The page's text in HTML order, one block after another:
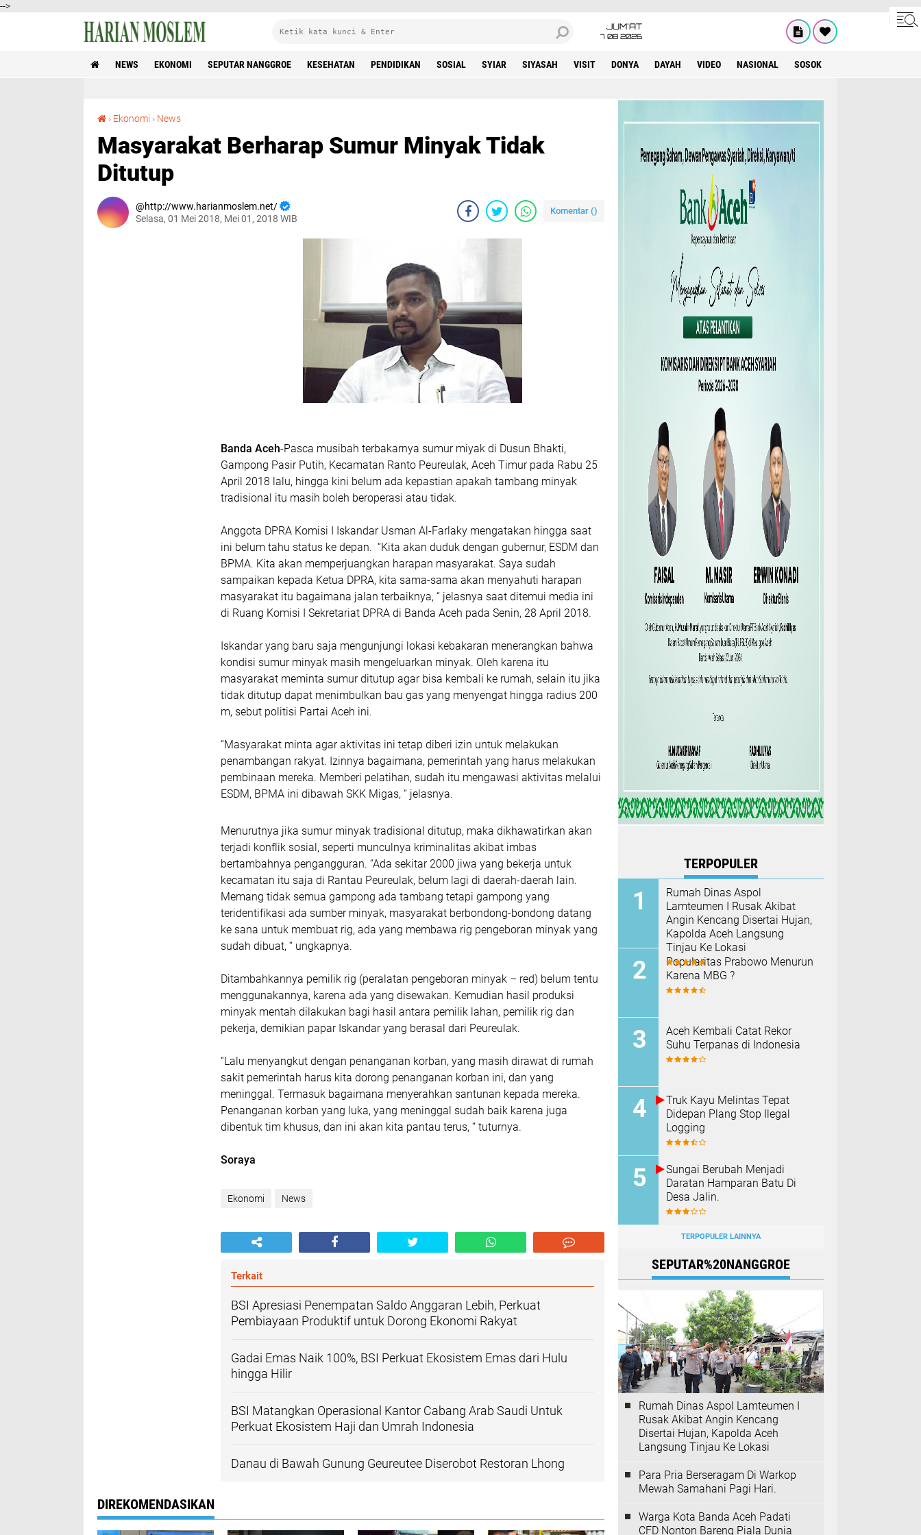
-->
JUM'AT
7 08 2026
NEWS EKONOMI SEPUTAR NANGGROE KESEHATAN PENDIDIKAN SOSIAL SYIAR SIYASAH VISIT DONYA DAYAH VIDEO NASIONAL SOSOK
› Ekonomi › News
Masyarakat Berharap Sumur Minyak Tidak
Ditutup
http://www.harianmoslem.net/
Selasa, 01 Mei 2018, Mei 01, 2018 WIB
Komentar ()
Banda Aceh-Pasca musibah terbakarnya sumur miyak di Dusun Bhakti,
Gampong Pasir Putih, Kecamatan Ranto Peureulak, Aceh Timur pada Rabu 25
April 2018 lalu, hingga kini belum ada kepastian apakah tambang minyak
tradisional itu masih boleh beroperasi atau tidak.
Anggota DPRA Komisi I Iskandar Usman Al-Farlaky mengatakan hingga saat
ini belum tahu status ke depan. “Kita akan duduk dengan gubernur, ESDM dan
BPMA. Kita akan memperjuangkan harapan masyarakat. Saya sudah
sampaikan kepada Ketua DPRA, kita sama-sama akan menyahuti harapan
masyarakat itu bagaimana jalan terbaiknya, “ jelasnya saat ditemui media ini
di Ruang Komisi I Sekretariat DPRA di Banda Aceh pada Senin, 28 April 2018.
Iskandar yang baru saja mengunjungi lokasi kebakaran menerangkan bahwa
kondisi sumur minyak masih mengeluarkan minyak. Oleh karena itu
masyarakat meminta sumur ditutup agar bisa kembali ke rumah, selain itu jika
tidak ditutup dapat menimbulkan bau gas yang menyengat hingga radius 200
m, sebut politisi Partai Aceh ini.
“Masyarakat minta agar aktivitas ini tetap diberi izin untuk melakukan
penambangan rakyat. Izinnya bagaimana, pemerintah yang harus melakukan
pembinaan mereka. Memberi pelatihan, sudah itu mengawasi aktivitas melalui
ESDM, BPMA ini dibawah SKK Migas, “ jelasnya.
Menurutnya jika sumur minyak tradisional ditutup, maka dikhawatirkan akan
terjadi konflik sosial, seperti munculnya kriminalitas akibat imbas
bertambahnya pengangguran. “Ada sekitar 2000 jiwa yang bekerja untuk
kecamatan itu saja di Rantau Peureulak, belum lagi di daerah-daerah lain.
Memang tidak semua gampong ada tambang tetapi gampong yang
teridentifikasi ada sumber minyak, masyarakat berbondong-bondong datang
ke sana untuk membuat rig, ada yang membawa rig pengeboran minyak yang
sudah dibuat, “ ungkapnya.
Ditambahkannya pemilik rig (peralatan pengeboran minyak – red) belum tentu
menggunakannya, karena ada yang disewakan. Kemudian hasil produksi
minyak mentah dilakukan bagi hasil antara pemilik lahan, pemilik rig dan
pekerja, demikian papar Iskandar yang berasal dari Peureulak.
“Lalu menyangkut dengan penanganan korban, yang masih dirawat di rumah
sakit pemerintah harus kita dorong penanganan korban ini, dan yang
meninggal. Termasuk bagaimana menyerahkan santunan kepada mereka.
Penanganan korban yang luka, yang meninggal sudah baik karena juga
dibentuk tim khusus, dan ini akan kita pantau terus, “ tuturnya.
Soraya
Ekonomi News
Terkait
BSI Apresiasi Penempatan Saldo Anggaran Lebih, Perkuat
Pembiayaan Produktif untuk Dorong Ekonomi Rakyat
Gadai Emas Naik 100%, BSI Perkuat Ekosistem Emas dari Hulu
hingga Hilir
BSI Matangkan Operasional Kantor Cabang Arab Saudi Untuk
Perkuat Ekosistem Haji dan Umrah Indonesia
Danau di Bawah Gunung Geureutee Diserobot Restoran Lhong
DIREKOMENDASIKAN
TERPOPULER
Rumah Dinas Aspol
Lamteumen I Rusak Akibat
Angin Kencang Disertai Hujan,
Kapolda Aceh Langsung
Tinjau Ke Lokasi
Popularitas Prabowo Menurun
Karena MBG ?
Aceh Kembali Catat Rekor
Suhu Terpanas di Indonesia
Truk Kayu Melintas Tepat
Didepan Plang Stop Ilegal
Logging
Sungai Berubah Menjadi
Daratan Hamparan Batu Di
Desa Jalin.
TERPOPULER LAINNYA
SEPUTAR%20NANGGROE
Rumah Dinas Aspol Lamteumen I
Rusak Akibat Angin Kencang
Disertai Hujan, Kapolda Aceh
Langsung Tinjau Ke Lokasi
Para Pria Berseragam Di Warkop
Mewah Samahani Pagi Hari.
Warga Kota Banda Aceh Padati
CFD Nonton Bareng Piala Dunia